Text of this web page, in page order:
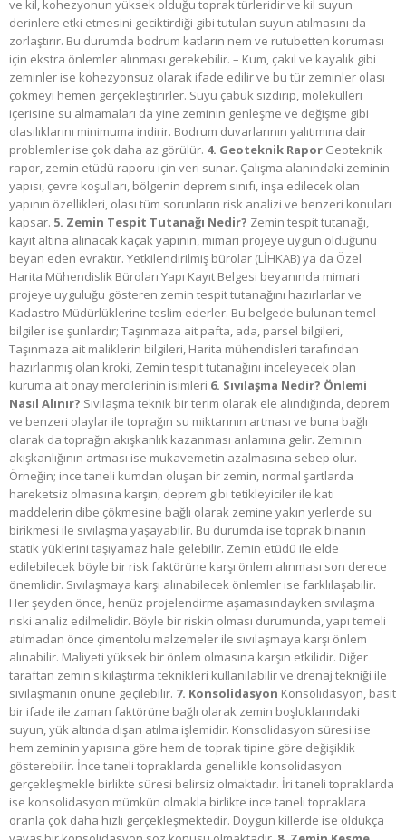
ve kil, kohezyonun yüksek olduğu toprak türleridir ve kil suyun
derinlere etki etmesini geciktirdiği gibi tutulan suyun atılmasını da
zorlaştırır. Bu durumda bodrum katların nem ve rutubetten koruması
için ekstra önlemler alınması gerekebilir. – Kum, çakıl ve kayalık gibi
zeminler ise kohezyonsuz olarak ifade edilir ve bu tür zeminler olası
çökmeyi hemen gerçekleştirirler. Suyu çabuk sızdırıp, molekülleri
içerisine su almamaları da yine zeminin genleşme ve değişme gibi
olasılıklarını minimuma indirir. Bodrum duvarlarının yalıtımına dair
problemler ise çok daha az görülür. 4. Geoteknik Rapor Geoteknik
rapor, zemin etüdü raporu için veri sunar. Çalışma alanındaki zeminin
yapısı, çevre koşulları, bölgenin deprem sınıfı, inşa edilecek olan
yapının özellikleri, olası tüm sorunların risk analizi ve benzeri konuları
kapsar. 5. Zemin Tespit Tutanağı Nedir? Zemin tespit tutanağı,
kayıt altına alınacak kaçak yapının, mimari projeye uygun olduğunu
beyan eden evraktır. Yetkilendirilmiş bürolar (LİHKAB) ya da Özel
Harita Mühendislik Büroları Yapı Kayıt Belgesi beyanında mimari
projeye uyguluğu gösteren zemin tespit tutanağını hazırlarlar ve
Kadastro Müdürlüklerine teslim ederler. Bu belgede bulunan temel
bilgiler ise şunlardır; Taşınmaza ait pafta, ada, parsel bilgileri,
Taşınmaza ait maliklerin bilgileri, Harita mühendisleri tarafından
hazırlanmış olan kroki, Zemin tespit tutanağını inceleyecek olan
kuruma ait onay mercilerinin isimleri 6. Sıvılaşma Nedir? Önlemi
Nasıl Alınır? Sıvılaşma teknik bir terim olarak ele alındığında, deprem
ve benzeri olaylar ile toprağın su miktarının artması ve buna bağlı
olarak da toprağın akışkanlık kazanması anlamına gelir. Zeminin
akışkanlığının artması ise mukavemetin azalmasına sebep olur.
Örneğin; ince taneli kumdan oluşan bir zemin, normal şartlarda
hareketsiz olmasına karşın, deprem gibi tetikleyiciler ile katı
maddelerin dibe çökmesine bağlı olarak zemine yakın yerlerde su
birikmesi ile sıvılaşma yaşayabilir. Bu durumda ise toprak binanın
statik yüklerini taşıyamaz hale gelebilir. Zemin etüdü ile elde
edilebilecek böyle bir risk faktörüne karşı önlem alınması son derece
önemlidir. Sıvılaşmaya karşı alınabilecek önlemler ise farklılaşabilir.
Her şeyden önce, henüz projelendirme aşamasındayken sıvılaşma
riski analiz edilmelidir. Böyle bir riskin olması durumunda, yapı temeli
atılmadan önce çimentolu malzemeler ile sıvılaşmaya karşı önlem
alınabilir. Maliyeti yüksek bir önlem olmasına karşın etkilidir. Diğer
taraftan zemin sıkılaştırma teknikleri kullanılabilir ve drenaj tekniği ile
sıvılaşmanın önüne geçilebilir. 7. Konsolidasyon Konsolidasyon, basit
bir ifade ile zaman faktörüne bağlı olarak zemin boşluklarındaki
suyun, yük altında dışarı atılma işlemidir. Konsolidasyon süresi ise
hem zeminin yapısına göre hem de toprak tipine göre değişiklik
gösterebilir. İnce taneli topraklarda genellikle konsolidasyon
gerçekleşmekle birlikte süresi belirsiz olmaktadır. İri taneli topraklarda
ise konsolidasyon mümkün olmakla birlikte ince taneli topraklara
oranla çok daha hızlı gerçekleşmektedir. Doygun killerde ise oldukça